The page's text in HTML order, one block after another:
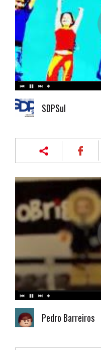
SDPSul
Pedro Barreiros